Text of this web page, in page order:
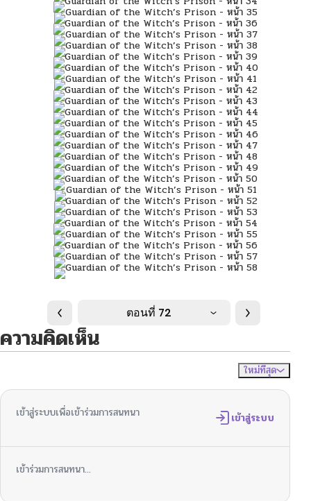
ตอนที่ 72
ความคิดเห็น
ใหม่ที่สุด
เข้าสู่ระบบเพื่อเข้าร่วมการสนทนา เข้าสู่ระบบ
เข้าร่วมการสนทนา...